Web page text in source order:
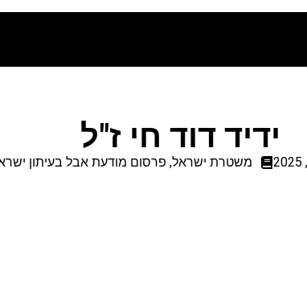
ידיד דוד חי ז"ל
משטרת ישראל, פרסום מודעת אבל בעיתון